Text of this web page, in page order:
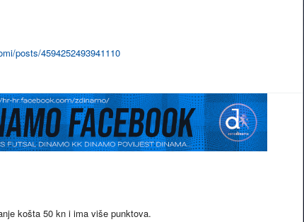
posts/4594252493941110
košta 50 kn i ima više punktova.